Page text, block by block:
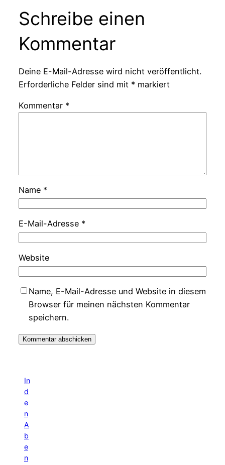
Schreibe einen
Kommentar
Deine E-Mail-Adresse wird nicht veröffentlicht.
Erforderliche Felder sind mit * markiert
Kommentar *
Name *
E-Mail-Adresse *
Website
Name, E-Mail-Adresse und Website in diesem
Browser für meinen nächsten Kommentar
speichern.
In
d
e
n
A
b
e
n